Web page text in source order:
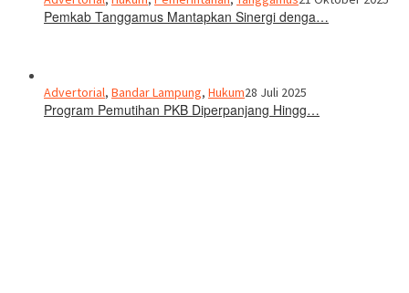
Pemkab Tanggamus Mantapkan Sinergi denga…
Advertorial, Bandar Lampung, Hukum28 Juli 2025
Program Pemutihan PKB Diperpanjang Hingg…